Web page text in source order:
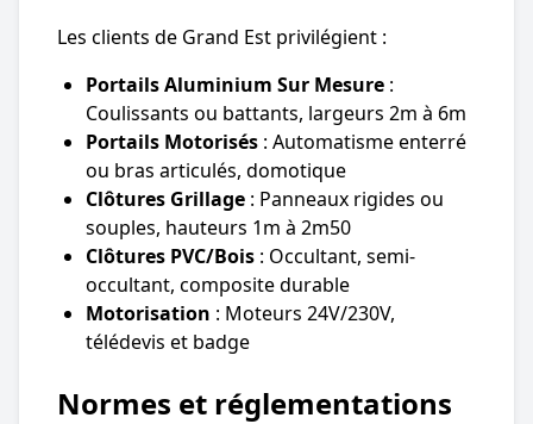
Les clients de Grand Est privilégient :
Portails Aluminium Sur Mesure :
Coulissants ou battants, largeurs 2m à 6m
Portails Motorisés : Automatisme enterré
ou bras articulés, domotique
Clôtures Grillage : Panneaux rigides ou
souples, hauteurs 1m à 2m50
Clôtures PVC/Bois : Occultant, semi-
occultant, composite durable
Motorisation : Moteurs 24V/230V,
télédevis et badge
Normes et réglementations